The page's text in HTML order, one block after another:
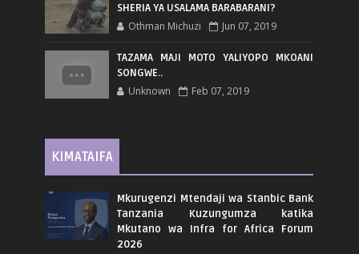
SHERIA YA USALAMA BARABARANI?
Othman Michuzi Jun 07, 2019
TAZAMA MAJI MOTO YALIYOPO MKOANI
SONGWE..
Unknown Feb 07, 2019
KIMATAIFA
Mkurugenzi Mtendaji wa Stanbic Bank
Tanzania Kuzungumza katika
Mkutano wa Infra for Africa Forum
2026